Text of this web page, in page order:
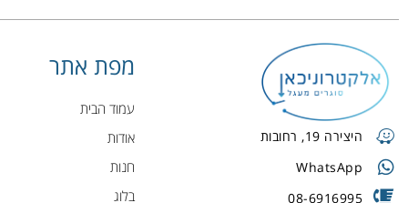
היצירה 19, רחובות
WhatsApp
08-6916995
מפת אתר
עמוד הבית
אודות
חנות
בלוג